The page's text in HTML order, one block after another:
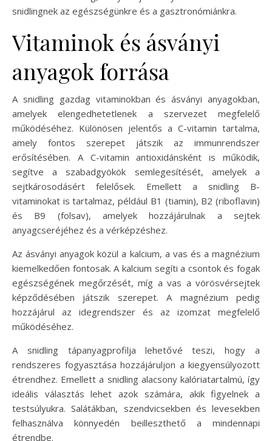
snidlingnek az egészségünkre és a gasztronómiánkra.
Vitaminok és ásványi
anyagok forrása
A snidling gazdag vitaminokban és ásványi anyagokban,
amelyek elengedhetetlenek a szervezet megfelelő
működéséhez. Különösen jelentős a C-vitamin tartalma,
amely fontos szerepet játszik az immunrendszer
erősítésében. A C-vitamin antioxidánsként is működik,
segítve a szabadgyökök semlegesítését, amelyek a
sejtkárosodásért felelősek. Emellett a snidling B-
vitaminokat is tartalmaz, például B1 (tiamin), B2 (riboflavin)
és B9 (folsav), amelyek hozzájárulnak a sejtek
anyagcseréjéhez és a vérképzéshez.
Az ásványi anyagok közül a kalcium, a vas és a magnézium
kiemelkedően fontosak. A kalcium segíti a csontok és fogak
egészségének megőrzését, míg a vas a vörösvérsejtek
képződésében játszik szerepet. A magnézium pedig
hozzájárul az idegrendszer és az izomzat megfelelő
működéséhez.
A snidling tápanyagprofilja lehetővé teszi, hogy a
rendszeres fogyasztása hozzájáruljon a kiegyensúlyozott
étrendhez. Emellett a snidling alacsony kalóriatartalmú, így
ideális választás lehet azok számára, akik figyelnek a
testsúlyukra. Salátákban, szendvicsekben és levesekben
felhasználva könnyedén beilleszthető a mindennapi
étrendbe.